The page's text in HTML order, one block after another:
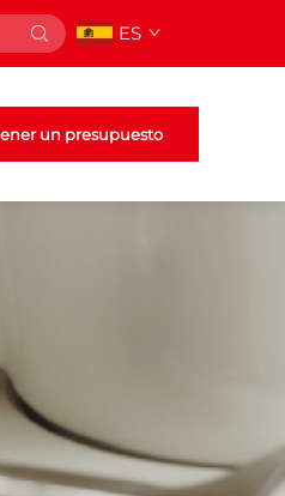
ES
un presupuesto